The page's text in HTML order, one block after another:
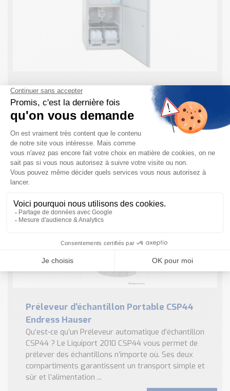
Preleveur automatique RPS20 – Endress
Hauser
En bref : L’ASP Station 2000 RPS20 permet un
prélèvement d’échantillons rapide et représentatif
conforme aux réglementations internationales. Grâce
à son boîtier robuste en inox et au groupe froid
intégré, ...
Préleveur d’échantillon Portable CSP44
Endress Hauser
Qu’est-ce qu’un Préleveur automatique d’échantillon
CSP44 ? Le Liquiport 2010 CSP44 vous permet de
prélever des échantillons n’importe où. Ses deux
compartiments garantissent un transport simple et
sûr et l’alimentation ...